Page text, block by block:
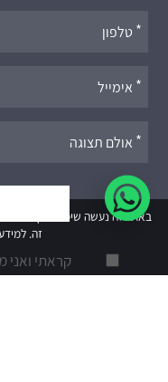
זה.
את
פגישה
קראתי ואני